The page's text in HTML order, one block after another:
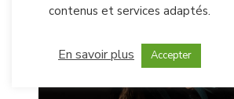
contenus et services adaptés.
En savoir plus Accepter